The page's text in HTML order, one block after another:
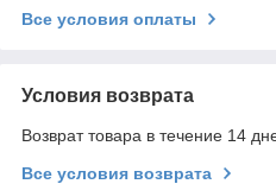
Все условия оплаты
Условия возврата
Возврат товара в течение 14
Все условия возврата